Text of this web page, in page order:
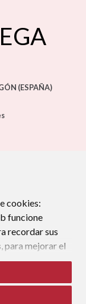
cookies:
funcione
recordar sus
, para mejorar el
botón
(ESPAÑA)
EXTERNO AL